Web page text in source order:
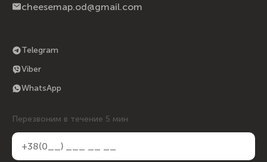
Telegram
Viber
WhatsApp
Перезвоним в течение 5 мин
cheesemap.od@gmail.com